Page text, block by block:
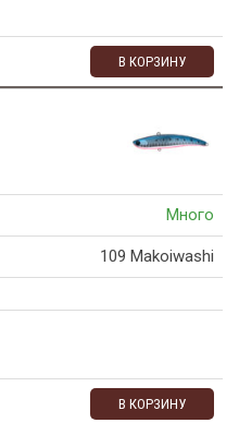
В КОРЗИНУ
Много
109 Makoiwashi
В КОРЗИНУ